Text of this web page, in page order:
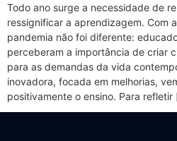
Todo ano surge a necessidade de
ressignificar a aprendizagem. Com
pandemia não foi diferente:
perceberam a importância de criar
para as demandas da vida
inovadora, focada em melhorias,
positivamente o ensino. Para